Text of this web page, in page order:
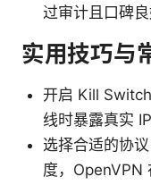
过审计且口碑
实用技巧与
开启 Kill
线时暴露真实 IP
选择合适的协
度，OpenVPN